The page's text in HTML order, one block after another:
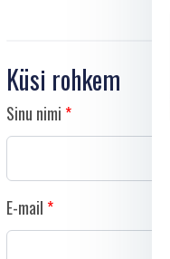
Küsi rohkem
Sinu nimi
E-mail